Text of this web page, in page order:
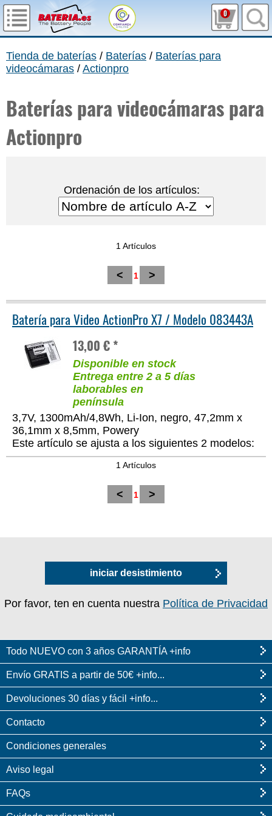
0
Tienda de baterías / Baterías / Baterías para
videocámaras / Actionpro
Baterías para videocámaras para
Actionpro
Ordenación de los artículos:
1 Artículos
< 1 >
Batería para Video ActionPro X7 / Modelo 083443A
13,00 € *
Disponible en stock
Entrega entre 2 a 5 días
laborables en
península
3,7V, 1300mAh/4,8Wh, Li-Ion, negro, 47,2mm x
36,1mm x 8,5mm, Powery
Este artículo se ajusta a los siguientes 2 modelos:
1 Artículos
< 1 >
iniciar desistimiento
Por favor, ten en cuenta nuestra Política de Privacidad
Todo NUEVO con 3 años GARANTÍA +info
Envío GRATIS a partir de 50€ +info...
Devoluciones 30 días y fácil +info...
Contacto
Condiciones generales
Aviso legal
FAQs